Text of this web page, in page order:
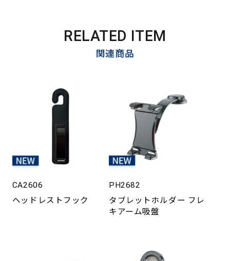
RELATED ITEM
関連商品
CA2606
ヘッドレストフック
PH2682
タブレットホルダー フレ
キアーム吸盤